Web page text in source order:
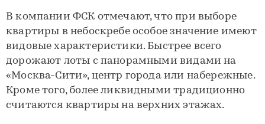
В компании ФСК отмечают, что при выборе
квартиры в небоскребе особое значение имеют
видовые характеристики. Быстрее всего
дорожают лоты с панорамными видами на
«Москва-Сити», центр города или набережные.
Кроме того, более ликвидными традиционно
считаются квартиры на верхних этажах.